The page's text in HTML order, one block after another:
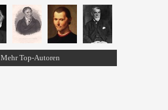
Mehr Top-Autoren